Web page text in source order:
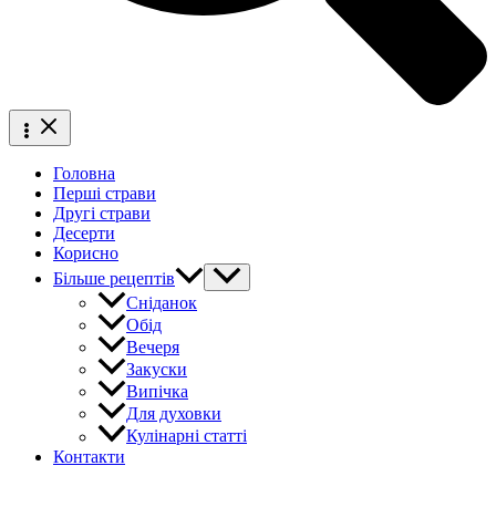
Головна
Перші страви
Другі страви
Десерти
Корисно
Більше рецептів
Сніданок
Обід
Вечеря
Закуски
Випічка
Для духовки
Кулінарні статті
Контакти